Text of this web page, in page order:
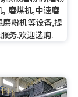
, 磨煤机,中速磨
粉机等设备,提
务.欢迎选购.